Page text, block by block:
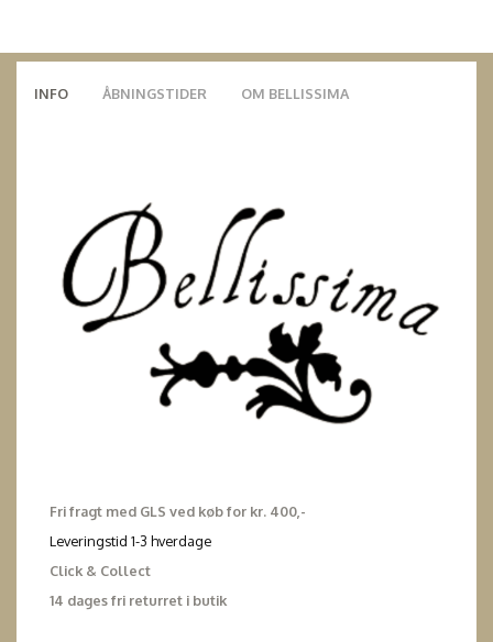
INFO ÅBNINGSTIDER OM BELLISSIMA
Fri fragt med GLS ved køb for kr. 400,-
Leveringstid 1-3 hverdage
Click & Collect
14 dages fri returret i butik